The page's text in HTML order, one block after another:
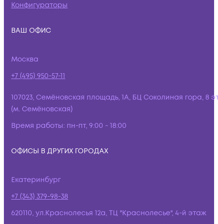
Конфигураторы
ВАШ ОФИС
Москва
+7 (495) 950-57-11
107023, Семёновская площадь, 1А, БЦ Соколиная гора, 8
(м. Семёновская)
Время работы: пн-пт, 9:00 - 18:00
ОФИСЫ В ДРУГИХ ГОРОДАХ
Екатеринбург
+7 (343) 379-98-38
620110, ул.Краснолесья 12а, ТЦ "Краснолесье", 4-й этаж